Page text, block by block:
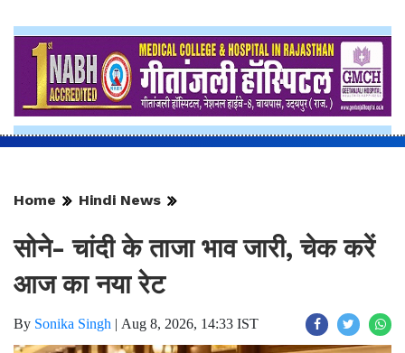
Home Hindi News
सोने- चांदी के ताजा भाव जारी, चेक करें
आज का नया रेट
By Sonika Singh | Aug 8, 2026, 14:33 IST